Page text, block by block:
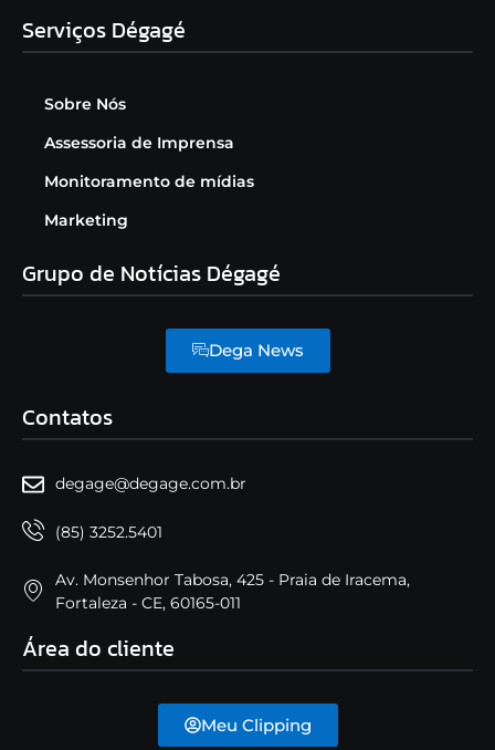
Serviços Dégagé
Sobre Nós
Assessoria de Imprensa
Monitoramento de mídias
Marketing
Grupo de Notícias Dégagé
Dega News
Contatos
degage@degage.com.br
(85) 3252.5401
Av. Monsenhor Tabosa, 425 - Praia de Iracema,
Fortaleza - CE, 60165-011
Área do cliente
Meu Clipping